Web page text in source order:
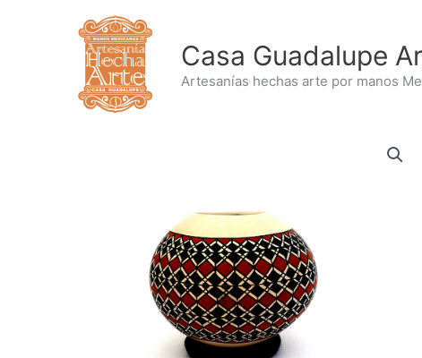
Casa Guadalupe
Artesanías hechas arte por manos